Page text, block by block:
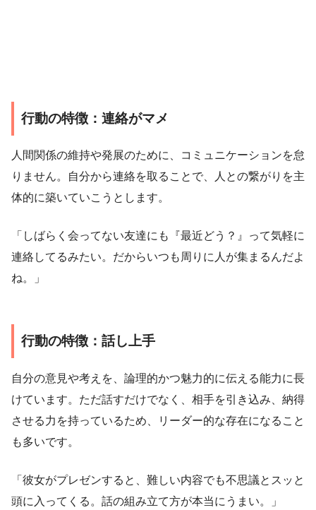
行動の特徴：連絡がマメ
人間関係の維持や発展のために、コミュニケーションを怠
りません。自分から連絡を取ることで、人との繋がりを主
体的に築いていこうとします。
「しばらく会ってない友達にも『最近どう？』って気軽に
連絡してるみたい。だからいつも周りに人が集まるんだよ
ね。」
行動の特徴：話し上手
自分の意見や考えを、論理的かつ魅力的に伝える能力に長
けています。ただ話すだけでなく、相手を引き込み、納得
させる力を持っているため、リーダー的な存在になること
も多いです。
「彼女がプレゼンすると、難しい内容でも不思議とスッと
頭に入ってくる。話の組み立て方が本当にうまい。」